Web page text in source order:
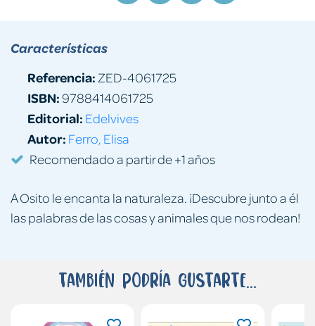
A Osito le encanta la naturaleza. ¡Descubre junto a él
las palabras de las cosas y animales que nos rodean!
Características
Referencia: ZED-4061725
ISBN:9788414061725
Editorial: Edelvives
Autor: Ferro, Elisa
Recomendado a partir de +1 años
También podría gustarte...